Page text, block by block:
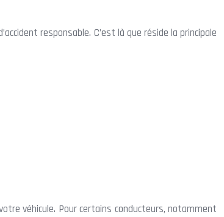
responsable. C’est là que réside la principale
véhicule. Pour certains conducteurs, notamment